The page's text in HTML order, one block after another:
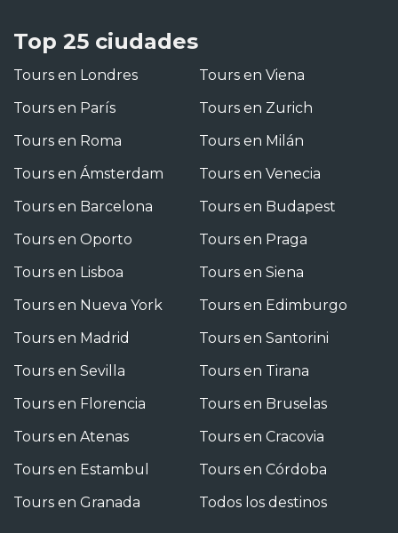
Top 25 ciudades
Tours en Londres
Tours en París
Tours en Roma
Tours en Ámsterdam
Tours en Barcelona
Tours en Oporto
Tours en Lisboa
Tours en Nueva York
Tours en Madrid
Tours en Sevilla
Tours en Florencia
Tours en Atenas
Tours en Estambul
Tours en Granada
Tours en Viena
Tours en Zurich
Tours en Milán
Tours en Venecia
Tours en Budapest
Tours en Praga
Tours en Siena
Tours en Edimburgo
Tours en Santorini
Tours en Tirana
Tours en Bruselas
Tours en Cracovia
Tours en Córdoba
Todos los destinos